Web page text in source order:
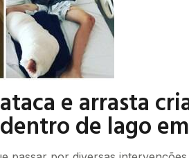
e arrasta
de lago